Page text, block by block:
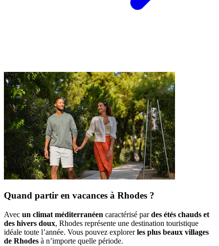
Quand partir en vacances à Rhodes ?
Avec un climat méditerranéen caractérisé pardes étés chauds et
des hivers doux, Rhodes représente une destination touristique
idéale toute l’année. Vous pouvez explorerles plus beaux villages
de Rhodes à n’importe quelle période.